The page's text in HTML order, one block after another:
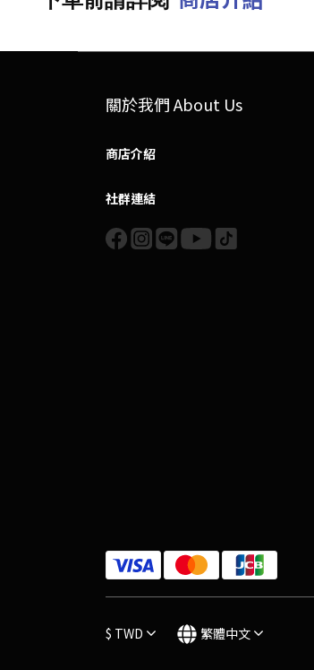
關於我們 About Us
商店介紹
社群連結
$ TWD 繁體中文